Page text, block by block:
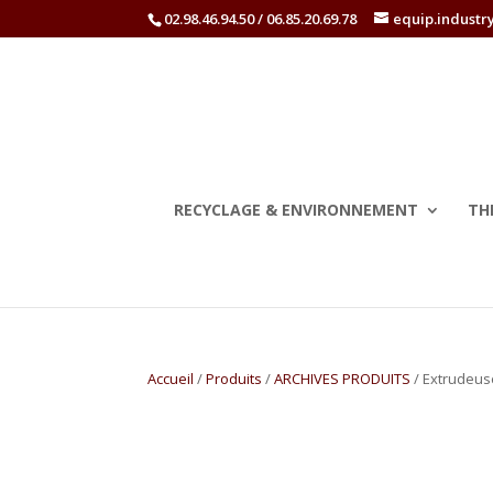
02.98.46.94.50 / 06.85.20.69.78
RECYCLAGE & ENVIRONNEMENT
Accueil /Produits /ARCHIVES PRODUITS /